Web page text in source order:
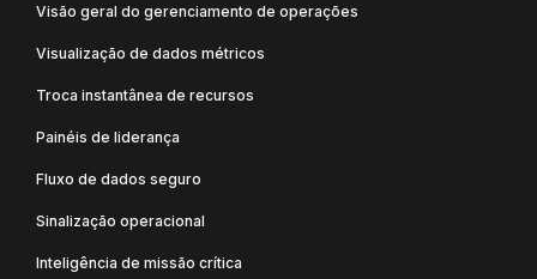
Visão geral do gerenciamento de operações
Visualização de dados métricos
Troca instantânea de recursos
Painéis de liderança
Fluxo de dados seguro
Sinalização operacional
Inteligência de missão crítica